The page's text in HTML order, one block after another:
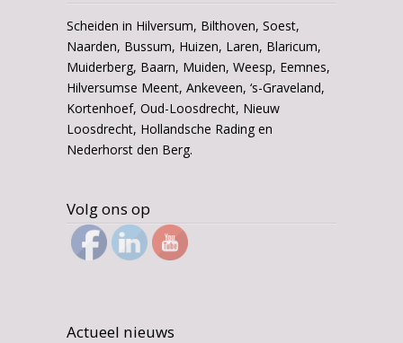
Scheiden in Hilversum, Bilthoven, Soest,
Naarden, Bussum, Huizen, Laren, Blaricum,
Muiderberg, Baarn, Muiden, Weesp, Eemnes,
Hilversumse Meent, Ankeveen, ‘s-Graveland,
Kortenhoef, Oud-Loosdrecht, Nieuw
Loosdrecht, Hollandsche Rading en
Nederhorst den Berg.
Volg ons op
Actueel nieuws